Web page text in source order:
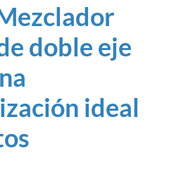
doble eje
ideal